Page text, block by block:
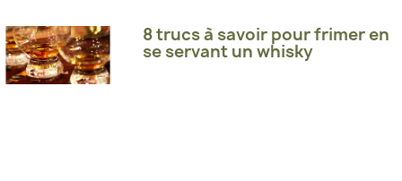
8 trucs à savoir pour frimer en
se servant un whisky